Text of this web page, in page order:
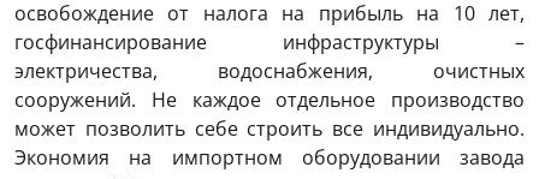
освобождение от налога на прибыль на 10 лет,
госфинансирование инфраструктуры –
электричества, водоснабжения, очистных
сооружений. Не каждое отдельное производство
может позволить себе строить все индивидуально.
Экономия на импортном оборудовании завода